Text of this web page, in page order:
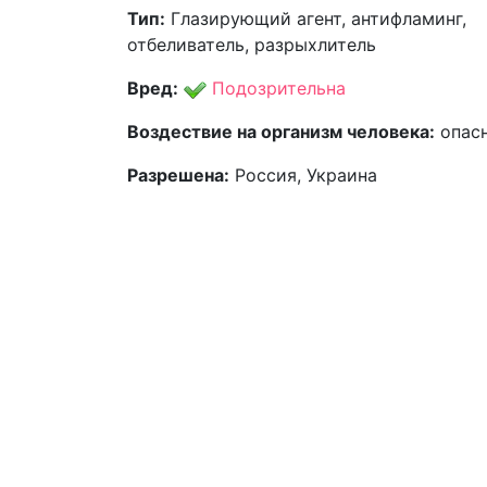
Тип: Глазирующий агент, антифламинг,
отбеливатель, разрыхлитель
Вред:
Подозрительна
Воздествие на организм человека:
Разрешена: Россия, Украина